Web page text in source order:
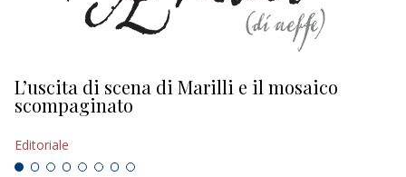
L’uscita di scena di Marilli e il mosaico
scompaginato
Editoriale